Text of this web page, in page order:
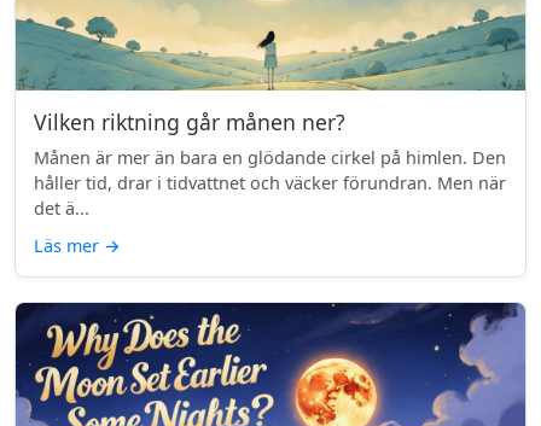
Vilken riktning går månen ner?
Månen är mer än bara en glödande cirkel på himlen. Den
håller tid, drar i tidvattnet och väcker förundran. Men när
det ä...
Läs mer →